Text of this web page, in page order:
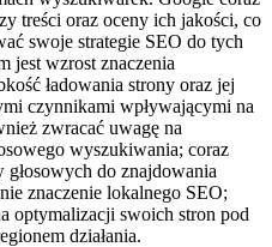
treści oraz oceny ich jakości, co
swoje strategie SEO do tych
jest wzrost znaczenia
ładowania strony oraz jej
czynnikami wpływającymi na
zwracać uwagę na
wyszukiwania; coraz
głosowych do znajdowania
znaczenie lokalnego SEO;
optymalizacji swoich stron pod
działania.